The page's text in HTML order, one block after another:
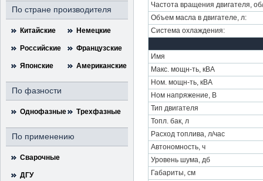
По стране производителя
Китайские Немецкие
Российские Французские
Японские Американские
По фазности
Однофазные Трехфазные
По применению
Сварочные
ДГУ
Частота вращения двигателя,
Объем масла в двигателе, л:
Система охлаждения:
Имя
Макс. мощн-ть, кВA
Ном. мощн-ть, кВА
Ном напряжение, В
Тип двигателя
Топл. бак, л
Расход топлива, л/час
Автономность, ч
Уровень шума, дб
Габариты, см